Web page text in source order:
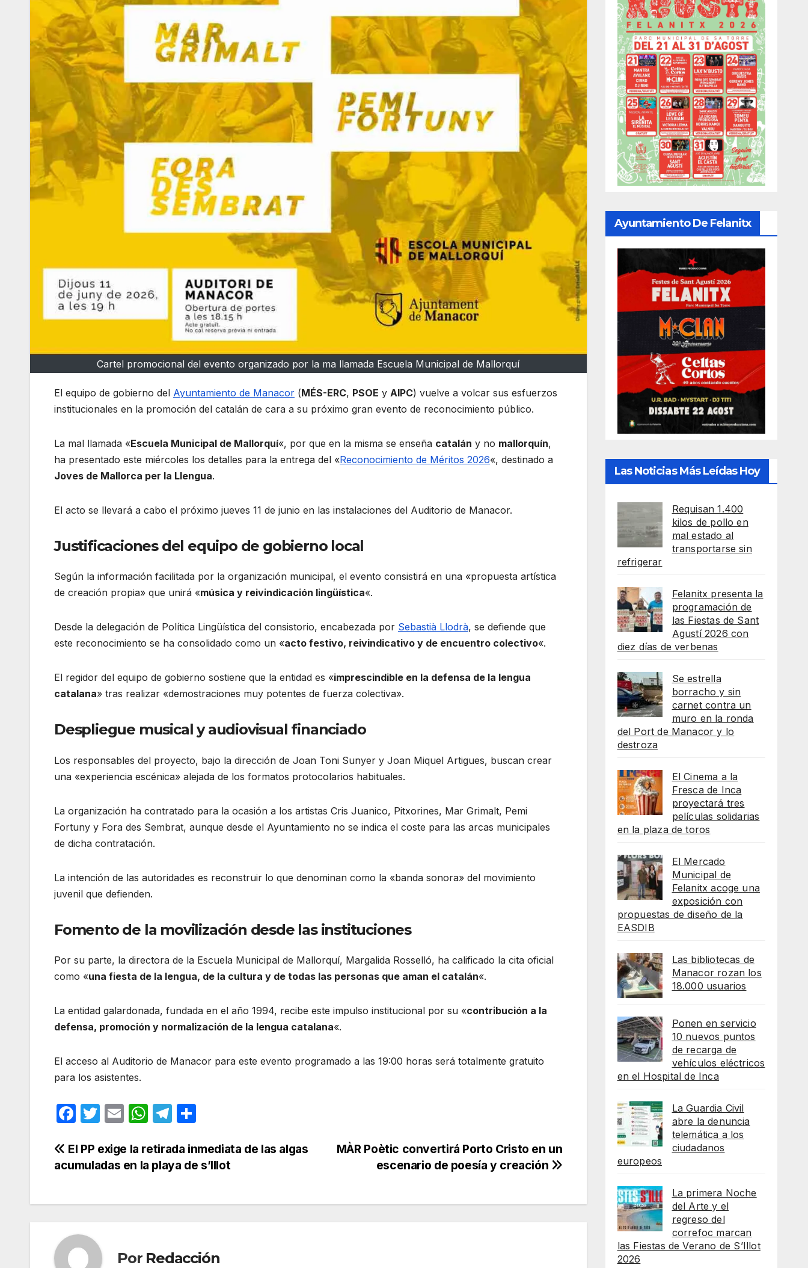
Cartel promocional del evento organizado por la ma llamada Escuela Municipal de Mallorquí
El equipo de gobierno del Ayuntamiento de Manacor (MÉS-ERC, PSOE y AIPC) vuelve a volcar sus esfuerzos
institucionales en la promoción del catalán de cara a su próximo gran evento de reconocimiento público.
La mal llamada «Escuela Municipal de Mallorquí«, por que en la misma se enseña catalán y no mallorquín,
ha presentado este miércoles los detalles para la entrega del «Reconocimiento de Méritos 2026«, destinado a
Joves de Mallorca per la Llengua.
El acto se llevará a cabo el próximo jueves 11 de junio en las instalaciones del Auditorio de Manacor.
Justificaciones del equipo de gobierno local
Según la información facilitada por la organización municipal, el evento consistirá en una «propuesta artística
de creación propia» que unirá «música y reivindicación lingüística«.
Desde la delegación de Política Lingüística del consistorio, encabezada por Sebastià Llodrà, se defiende que
este reconocimiento se ha consolidado como un «acto festivo, reivindicativo y de encuentro colectivo«.
El regidor del equipo de gobierno sostiene que la entidad es «imprescindible en la defensa de la lengua
catalana» tras realizar «demostraciones muy potentes de fuerza colectiva».
Despliegue musical y audiovisual financiado
Los responsables del proyecto, bajo la dirección de Joan Toni Sunyer y Joan Miquel Artigues, buscan crear
una «experiencia escénica» alejada de los formatos protocolarios habituales.
La organización ha contratado para la ocasión a los artistas Cris Juanico, Pitxorines, Mar Grimalt, Pemi
Fortuny y Fora des Sembrat, aunque desde el Ayuntamiento no se indica el coste para las arcas municipales
de dicha contratación.
La intención de las autoridades es reconstruir lo que denominan como la «banda sonora» del movimiento
juvenil que defienden.
Fomento de la movilización desde las instituciones
Por su parte, la directora de la Escuela Municipal de Mallorquí, Margalida Rosselló, ha calificado la cita oficial
como «una fiesta de la lengua, de la cultura y de todas las personas que aman el catalán«.
La entidad galardonada, fundada en el año 1994, recibe este impulso institucional por su «contribución a la
defensa, promoción y normalización de la lengua catalana«.
El acceso al Auditorio de Manacor para este evento programado a las 19:00 horas será totalmente gratuito
para los asistentes.
F
c
e
o
o
k
T
itt
er
E
ail
W
at
s
p
T
e
gr
m
m
p
tir
Navegación
entradas
MÀR Poètic convertirá Porto Cristo en un
escenario de poesía y creación
El PP exige la retirada inmediata de las algas
acumuladas en la playa de s’Illot
Por Redacción
Ayuntamiento De Felanitx
Las Noticias Más Leídas Hoy
Requisan 1.400
kilos de pollo en
mal estado al
transportarse sin
refrigerar
Felanitx presenta la
programación de
las Fiestas de Sant
Agustí 2026 con
diez días de verbenas
Se estrella
borracho y sin
carnet contra un
muro en la ronda
del Port de Manacor y lo
destroza
El Cinema a la
Fresca de Inca
proyectará tres
películas solidarias
en la plaza de toros
El Mercado
Municipal de
Felanitx acoge una
exposición con
propuestas de diseño de la
EASDIB
Las bibliotecas de
Manacor rozan los
18.000 usuarios
Ponen en servicio
10 nuevos puntos
de recarga de
vehículos eléctricos
en el Hospital de Inca
La Guardia Civil
abre la denuncia
telemática a los
ciudadanos
europeos
La primera Noche
del Arte y el
regreso del
correfoc marcan
las Fiestas de Verano de S’Illot
2026